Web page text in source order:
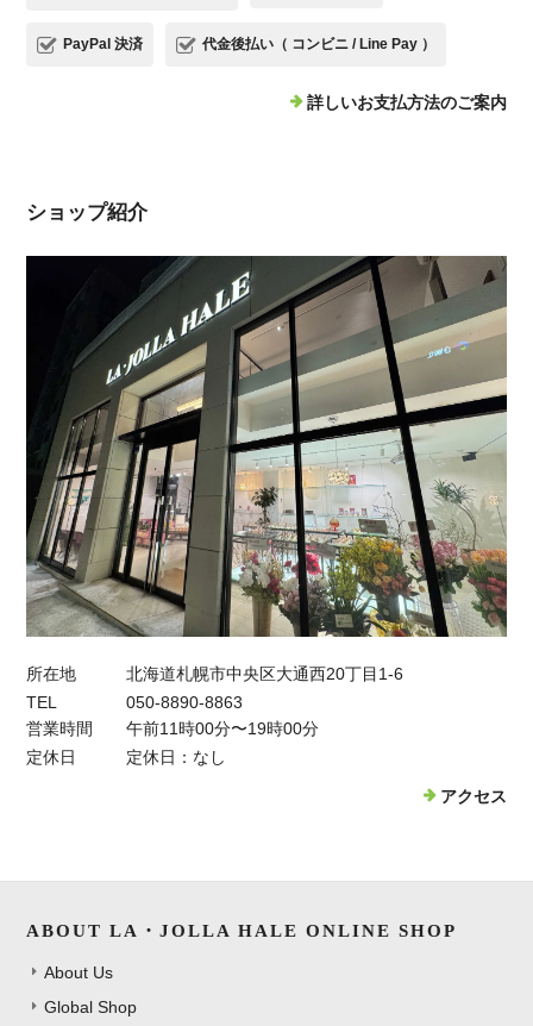
PayPal 決済 代金後払い（ コンビニ / Line Pay ）
詳しいお支払方法のご案内
ショップ紹介
所在地
北海道札幌市中央区大通西20丁目1-6
TEL
050-8890-8863
営業時間
午前11時00分〜19時00分
定休日
定休日：なし
アクセス
ABOUT LA・JOLLA HALE ONLINE SHOP
About Us
Global Shop